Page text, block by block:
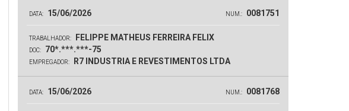
DATA: 15/06/2026 NUM.: 0081751
TRABALHADOR: FELIPPE MATHEUS FERREIRA FELIX
DOC: 70*.***.***-75
EMPREGADOR: R7 INDUSTRIA E REVESTIMENTOS LTDA
DATA: 15/06/2026 NUM.: 0081768